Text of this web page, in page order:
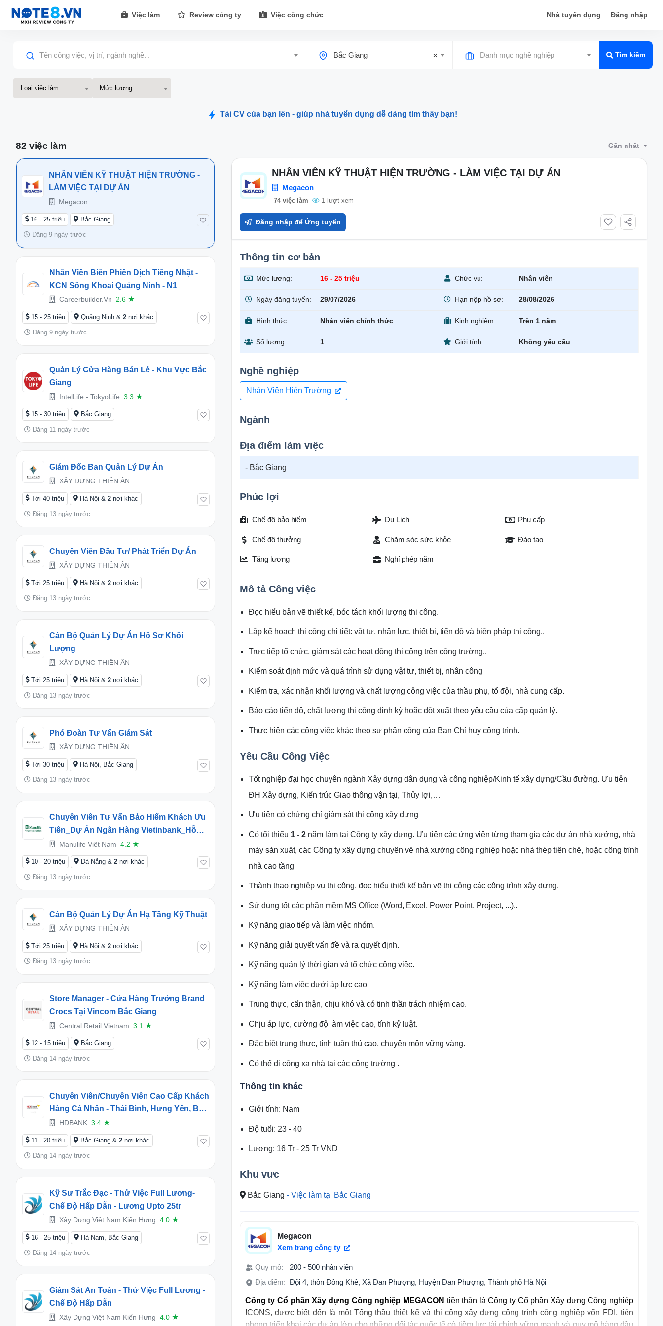
Việc làm Review công ty Việc công chức Nhà tuyển dụng Đăng nhập
Tên công việc, vị trí, ngành nghề... ×
Bắc Giang Danh mục nghề nghiệp Tìm kiếm
Loại việc làm Mức lương
Tải CV của bạn lên - giúp nhà tuyển dụng dễ dàng tìm thấy bạn!
82 việc làm Gần nhất
NHÂN VIÊN KỸ THUẬT HIỆN TRƯỜNG -
LÀM VIỆC TẠI DỰ ÁN
Megacon
16 - 25 triệu Bắc Giang
Đăng 9 ngày trước
Nhân Viên Biên Phiên Dịch Tiếng Nhật -
KCN Sông Khoai Quảng Ninh - N1
Careerbuilder.vn 2.6 ★
15 - 25 triệu Quảng Ninh & 2 nơi khác
Đăng 9 ngày trước
Quản Lý Cửa Hàng Bán Lẻ - Khu Vực Bắc
Giang
IntelLife - TokyoLife 3.3 ★
15 - 30 triệu Bắc Giang
Đăng 11 ngày trước
Giám Đốc Ban Quản Lý Dự Án
XÂY DỰNG THIÊN ÂN
Tới 40 triệu Hà Nội & 2 nơi khác
Đăng 13 ngày trước
Chuyên Viên Đầu Tư/ Phát Triển Dự Án
XÂY DỰNG THIÊN ÂN
Tới 25 triệu Hà Nội & 2 nơi khác
Đăng 13 ngày trước
Cán Bộ Quản Lý Dự Án Hồ Sơ Khối
Lượng
XÂY DỰNG THIÊN ÂN
Tới 25 triệu Hà Nội & 2 nơi khác
Đăng 13 ngày trước
Phó Đoàn Tư Vấn Giám Sát
XÂY DỰNG THIÊN ÂN
Tới 30 triệu Hà Nội, Bắc Giang
Đăng 13 ngày trước
Chuyên Viên Tư Vấn Bảo Hiểm Khách Ưu
Tiên_Dự Án Ngân Hàng Vietinbank_Hỗ
Trợ Lương Đến 20 Triệu_Đà Nẵng, Lâm
Đồng, Bắc Giang
Manulife Việt Nam 4.2 ★
10 - 20 triệu Đà Nẵng & 2 nơi khác
Đăng 13 ngày trước
Cán Bộ Quản Lý Dự Án Hạ Tầng Kỹ Thuật
XÂY DỰNG THIÊN ÂN
Tới 25 triệu Hà Nội & 2 nơi khác
Đăng 13 ngày trước
Store Manager - Cửa Hàng Trưởng Brand
Crocs Tại Vincom Bắc Giang
Central Retail Vietnam 3.1 ★
12 - 15 triệu Bắc Giang
Đăng 14 ngày trước
Chuyên Viên/Chuyên Viên Cao Cấp Khách
Hàng Cá Nhân - Thái Bình, Hưng Yên, Bắc
GiangHDBANK 3.4 ★
11 - 20 triệu Bắc Giang & 2 nơi khác
Đăng 14 ngày trước
Kỹ Sư Trắc Đạc - Thử Việc Full Lương-
Chế Độ Hấp Dẫn - Lương Upto 25tr
Xây Dựng Việt Nam Kiến Hưng 4.0 ★
16 - 25 triệu Hà Nam, Bắc Giang
Đăng 14 ngày trước
Giám Sát An Toàn - Thử Việc Full Lương -
Chế Độ Hấp Dẫn
Xây Dựng Việt Nam Kiến Hưng 4.0 ★
NHÂN VIÊN KỸ THUẬT HIỆN TRƯỜNG - LÀM VIỆC TẠI DỰ ÁN
Megacon
74 việc làm 1 lượt xem
Đăng nhập để Ứng tuyển
Thông tin cơ bản
Mức lương: 16 - 25 triệu Chức vụ: Nhân viên
Ngày đăng tuyển: 29/07/2026 Hạn nộp hồ sơ: 28/08/2026
Hình thức: Nhân viên chính thức Kinh nghiệm: Trên 1 năm
Số lượng: 1 Giới tính: Không yêu cầu
Nghề nghiệp
Nhân Viên Hiện Trường
Ngành
Địa điểm làm việc
- Bắc Giang
Phúc lợi
Chế độ bảo hiểm Du Lịch Phụ cấp
Chế độ thưởng Chăm sóc sức khỏe Đào tạo
Tăng lương Nghỉ phép năm
Mô tả Công việc
Đọc hiểu bản vẽ thiết kế, bóc tách khối lượng thi công.
Lập kế hoạch thi công chi tiết: vật tư, nhân lực, thiết bị, tiến độ và biện pháp thi công..
Trực tiếp tổ chức, giám sát các hoạt động thi công trên công trường..
Kiểm soát định mức và quá trình sử dụng vật tư, thiết bị, nhân công
Kiểm tra, xác nhận khối lượng và chất lượng công việc của thầu phụ, tổ đội, nhà cung cấp.
Báo cáo tiến độ, chất lượng thi công định kỳ hoặc đột xuất theo yêu cầu của cấp quản lý.
Thực hiện các công việc khác theo sự phân công của Ban Chỉ huy công trình.
Yêu Cầu Công Việc
Tốt nghiệp đại học chuyên ngành Xây dựng dân dụng và công nghiệp/Kinh tế xây dựng/Cầu đường. Ưu tiên
ĐH Xây dựng, Kiến trúc Giao thông vận tại, Thủy lợi,…
Ưu tiên có chứng chỉ giám sát thi công xây dựng
Có tối thiểu 1 - 2 năm làm tại Công ty xây dựng. Ưu tiên các ứng viên từng tham gia các dự án nhà xưởng, nhà
máy sản xuất, các Công ty xây dựng chuyên về nhà xưởng công nghiệp hoặc nhà thép tiền chế, hoặc công trình
nhà cao tầng.
Thành thạo nghiệp vụ thi công, đọc hiểu thiết kế bản vẽ thi công các công trình xây dựng.
Sử dụng tốt các phần mềm MS Office (Word, Excel, Power Point, Project, ...)..
Kỹ năng giao tiếp và làm việc nhóm.
Kỹ năng giải quyết vấn đề và ra quyết định.
Kỹ năng quản lý thời gian và tổ chức công việc.
Kỹ năng làm việc dưới áp lực cao.
Trung thực, cẩn thận, chịu khó và có tinh thần trách nhiệm cao.
Chịu áp lực, cường độ làm việc cao, tính kỷ luật.
Đặc biệt trung thực, tính tuân thủ cao, chuyên môn vững vàng.
Có thể đi công xa nhà tại các công trường .
Thông tin khác
Giới tính: Nam
Độ tuổi: 23 - 40
Lương: 16 Tr- 25 Tr VND
Khu vực
Bắc Giang - Việc làm tại Bắc Giang
Megacon
Xem trang công ty
Quy mô:
200 - 500 nhân viên
Địa điểm: Đội 4, thôn Đông Khê, Xã Đan Phượng, Huyện Đan Phượng, Thành phố Hà Nội
Công ty Cổ phần Xây dựng Công nghiệp MEGACON tiền thân là Công ty Cổ phần Xây dựng Công nghiệp
ICONS, được biết đến là một Tổng thầu thiết kế và thi công xây dựng công trình công nghiệp vốn FDI, tiên
phong triển khai các dự án lớn cho những đối tác quốc tế có tiềm lực tài chính vững mạnh và quy mô hàng đầu